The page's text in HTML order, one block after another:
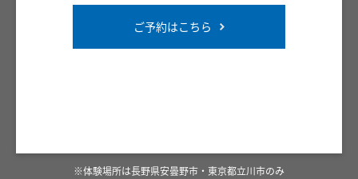
ご予約はこちら
※体験場所は長野県安曇野市・東京都立川市のみ